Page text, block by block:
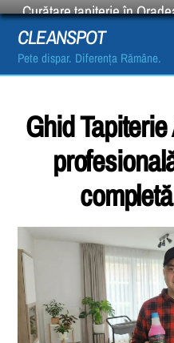
Curățare tapițerie în
Skip
content
CLEANSPOT
Ghid